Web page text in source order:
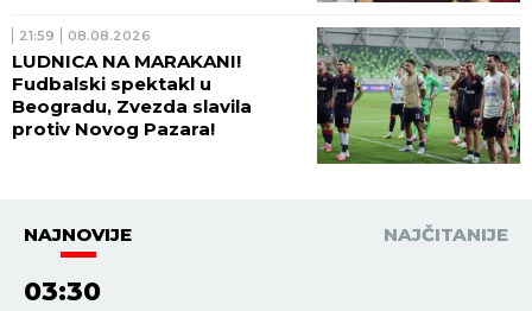
21:59 08.08.2026
LUDNICA NA MARAKANI!
Fudbalski spektakl u
Beogradu, Zvezda slavila
protiv Novog Pazara!
NAJNOVIJE NAJČITANIJE
03:30